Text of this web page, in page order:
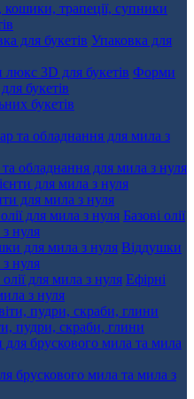
трапеції, супники
Упаковка для
Форми
букетів
та обладнання для мила з нуля
для мила з нуля
Базові олії
нуля
Віддушки
нуля
Ефірні
з нуля
пудри, скраби, глини
брускового мила та мила з